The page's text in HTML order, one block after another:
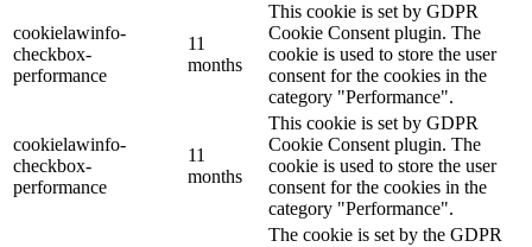
cookielawinfo-
checkbox-
performance
11
months
This cookie is set by GDPR
Cookie Consent plugin. The
cookie is used to store the user
consent for the cookies in the
category "Performance".
cookielawinfo-
checkbox-
performance
11
months
This cookie is set by GDPR
Cookie Consent plugin. The
cookie is used to store the user
consent for the cookies in the
category "Performance".
The cookie is set by the GDPR